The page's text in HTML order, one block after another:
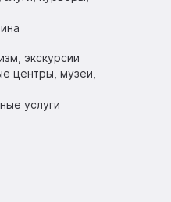
экскурсии
центры, музеи,
услуги